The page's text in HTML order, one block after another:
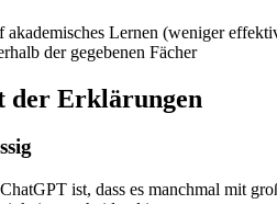
Lernen (weniger
der gegebenen Fächer
der Erklärungen
ist, dass es manchmal mit